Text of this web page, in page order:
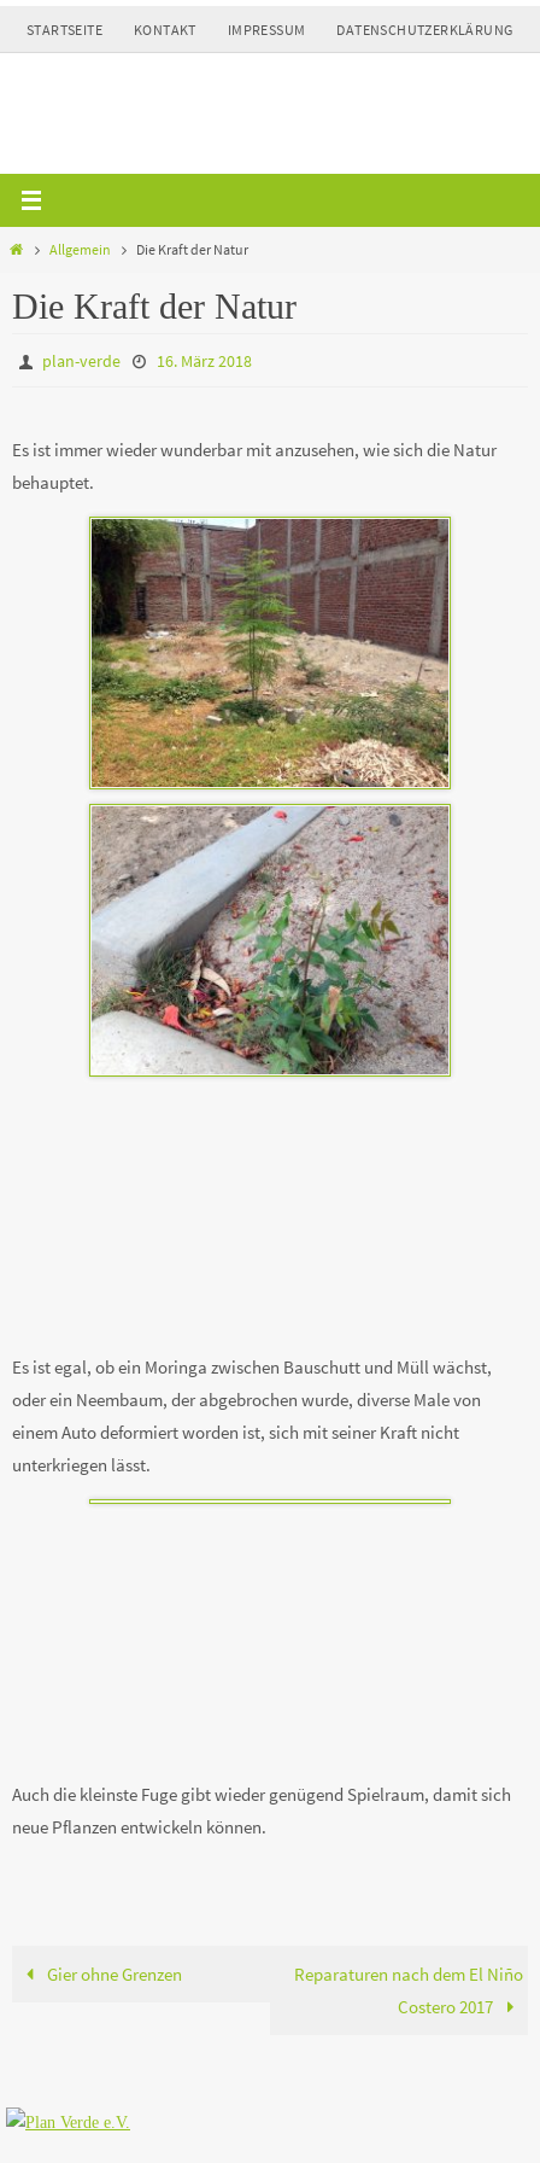
Zum
Inhalt
STARTSEITE KONTAKT IMPRESSUM DATENSCHUTZERKLÄRUNG
HomeAllgemein Die Kraft der Natur
Die Kraft der Natur
plan-verde 16. März 2018
Es ist immer wieder wunderbar mit anzusehen, wie sich die Natur
behauptet.
Es ist egal, ob ein Moringa zwischen Bauschutt und Müll wächst,
oder ein Neembaum, der abgebrochen wurde, diverse Male von
einem Auto deformiert worden ist, sich mit seiner Kraft nicht
unterkriegen lässt.
Auch die kleinste Fuge gibt wieder genügend Spielraum, damit sich
neue Pflanzen entwickeln können.
Gier ohne Grenzen
Reparaturen nach dem El Niño
Costero 2017